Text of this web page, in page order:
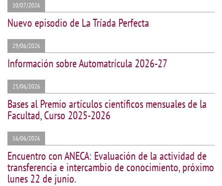
10/07/2026
Nuevo episodio de La Tríada Perfecta
29/06/2026
Información sobre Automatrícula 2026-27
25/06/2026
Bases al Premio artículos científicos mensuales de la
Facultad, Curso 2025-2026
16/06/2026
Encuentro con ANECA: Evaluación de la actividad de
transferencia e intercambio de conocimiento, próximo
lunes 22 de junio.